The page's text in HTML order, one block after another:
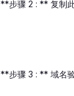
**步骤 2 : ** 复制
**步骤 3 : ** 域名